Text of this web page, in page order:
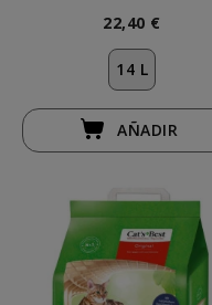
22,40 €
14 L
AÑADIR